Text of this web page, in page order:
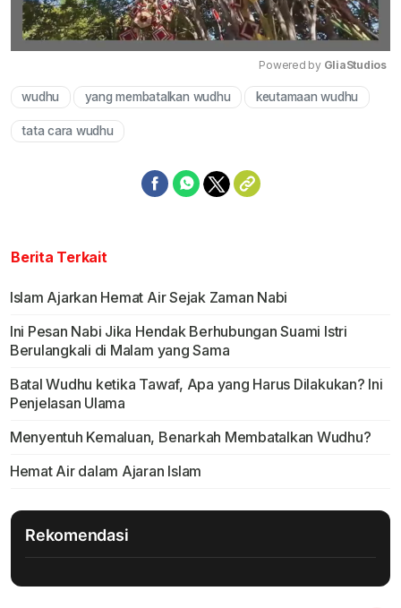
Mute
Powered by GliaStudios
wudhu yang membatalkan wudhu keutamaan wudhu
tata cara wudhu
Berita Terkait
Islam Ajarkan Hemat Air Sejak Zaman Nabi
Ini Pesan Nabi Jika Hendak Berhubungan Suami Istri
Berulangkali di Malam yang Sama
Batal Wudhu ketika Tawaf, Apa yang Harus Dilakukan? Ini
Penjelasan Ulama
Menyentuh Kemaluan, Benarkah Membatalkan Wudhu?
Hemat Air dalam Ajaran Islam
Rekomendasi